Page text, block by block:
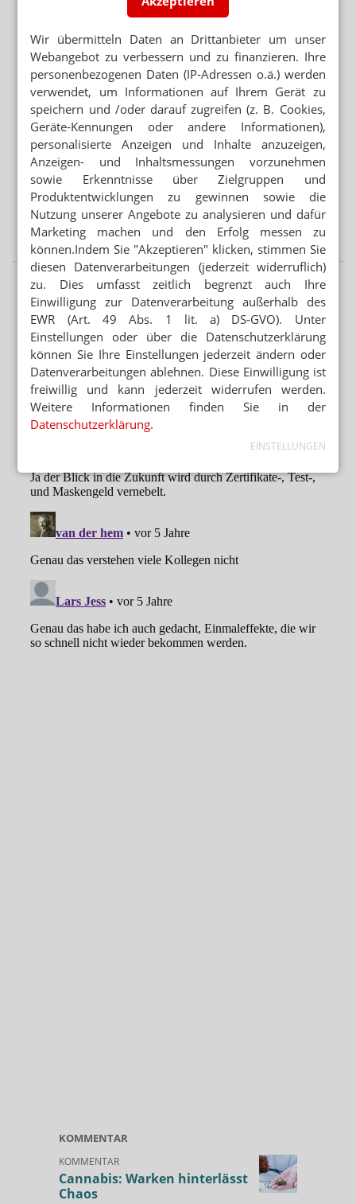
Wir übermitteln Daten an Drittanbieter um unser
Webangebot zu verbessern und zu finanzieren. Ihre
personenbezogenen Daten (IP-Adressen o.ä.) werden
verwendet, um Informationen auf Ihrem Gerät zu
speichern und /oder darauf zugreifen (z. B. Cookies,
Geräte-Kennungen oder andere Informationen),
personalisierte Anzeigen und Inhalte anzuzeigen,
Anzeigen- und Inhaltsmessungen vorzunehmen
sowie Erkenntnisse über Zielgruppen und
Produktentwicklungen zu gewinnen sowie die
Nutzung unserer Angebote zu analysieren und dafür
Marketing machen und den Erfolg messen zu
können.Indem Sie "Akzeptieren" klicken, stimmen Sie
diesen Datenverarbeitungen (jederzeit widerruflich)
zu. Dies umfasst zeitlich begrenzt auch Ihre
Einwilligung zur Datenverarbeitung außerhalb des
EWR (Art. 49 Abs. 1 lit. a) DS-GVO). Unter
Einstellungen oder über die Datenschutzerklärung
können Sie Ihre Einstellungen jederzeit ändern oder
Datenverarbeitungen ablehnen. Diese Einwilligung ist
freiwillig und kann jederzeit widerrufen werden.
Weitere Informationen finden Sie in der
Datenschutzerklärung.
EINSTELLUNGEN
„DIESE REGIERUNG MUSS WEG“
Protest gegen die Bundesregierung
Mehr aus Ressort
MEHR HITZETOTE
Hitzeschutz: Was tut die Bundesregierung?
BUNDESREGIERUNG PRÜFT UMSETZUNGSBEDARF
Second-Hand-Medikamente: Wiederabgabe nicht
verboten
BERATUNG ZU ABNEHMMITTELN
Preis: Semaglutid nur aus der Apotheke
KOMMENTAR
KOMMENTAR
Cannabis: Warken hinterlässt
Chaos